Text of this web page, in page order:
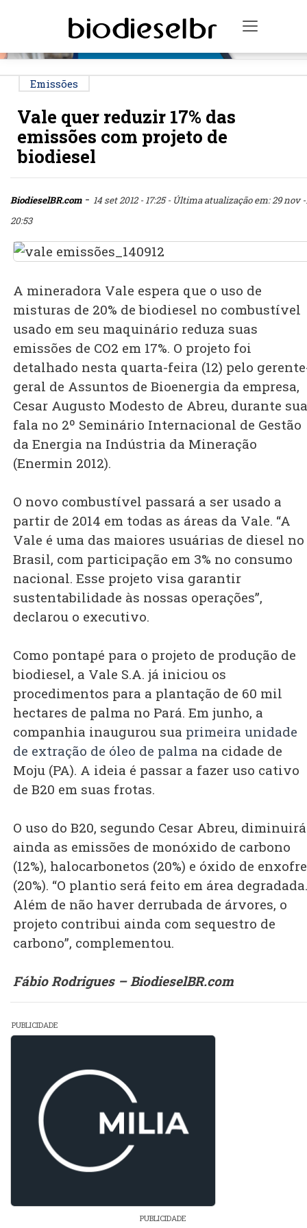
Toggle
Emissões
Vale quer reduzir 17% das
emissões com projeto de
biodiesel
BiodieselBR.com- 14 set 2012 - 17:25- Última atualização em: 29 nov -
20:53
A mineradora Vale espera que o uso de
misturas de 20% de biodiesel no combustível
usado em seu maquinário reduza suas
emissões de CO2 em 17%. O projeto foi
detalhado nesta quarta-feira (12) pelo
geral de Assuntos de Bioenergia da empresa,
Cesar Augusto Modesto de Abreu, durante sua
fala no 2º Seminário Internacional de Gestão
da Energia na Indústria da Mineração
(Enermin 2012).
O novo combustível passará a ser usado a
partir de 2014 em todas as áreas da Vale. “A
Vale é uma das maiores usuárias de diesel no
Brasil, com participação em 3% no consumo
nacional. Esse projeto visa garantir
sustentabilidade às nossas operações”,
declarou o executivo.
Como pontapé para o projeto de produção de
biodiesel, a Vale S.A. já iniciou os
procedimentos para a plantação de 60 mil
hectares de palma no Pará. Em junho, a
companhia inaugurou sua primeira unidade
de extração de óleo de palma na cidade de
Moju (PA). A ideia é passar a fazer uso cativo
de B20 em suas frotas.
O uso do B20, segundo Cesar Abreu, diminuirá
ainda as emissões de monóxido de carbono
(12%), halocarbonetos (20%) e óxido de enxofre
(20%). “O plantio será feito em área degradada.
Além de não haver derrubada de árvores, o
projeto contribui ainda com sequestro de
carbono”, complementou.
Fábio Rodrigues – BiodieselBR.com
PUBLICIDADE
PUBLICIDADE